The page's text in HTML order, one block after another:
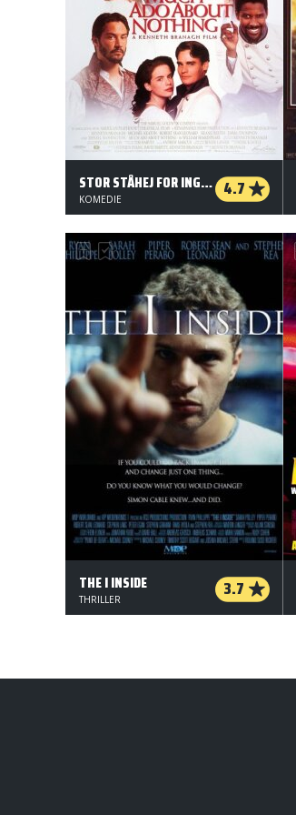
STOR STÅHEJ FOR INGENTING 4.7
KOMEDIE
THE I INSIDE 3.7
THRILLER